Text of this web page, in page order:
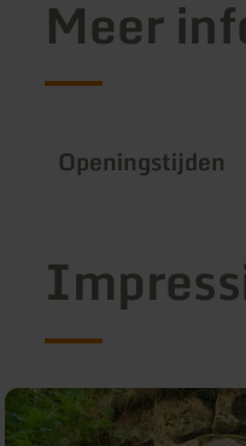
Meer
Openingstijden